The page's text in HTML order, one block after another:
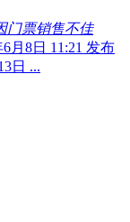
门票销售不佳
月8日 11:21 发布
日 ...